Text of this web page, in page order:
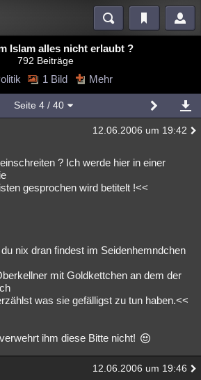
Blogs Videos
Mystery Kriminalfälle
Technologie Ufologie
Unterhaltung
Gruppen Gaming Filme
Islam alles nicht erlaubt ?
792 Beiträge
1 Bild Mehr
Seite 4/ 40
12.06.2006 um 19:42
? Ich werde hier in einer
gesprochen wird betitelt !<<
nix dran findest im Seidenhemndchen
mit Goldkettchen an dem der
was sie gefälligst zu tun haben.<<
ihm diese Bitte nicht!
12.06.2006 um 19:46